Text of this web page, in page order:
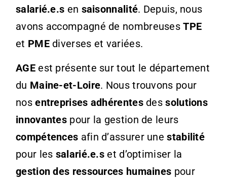
salarié.e.s en saisonnalité. Depuis, nous
avons accompagné de nombreusesTPE
et PMEdiverses et variées.
AGEest présente sur tout le département
du Maine-et-Loire. Nous trouvons pour
nosentreprises adhérentesdessolutions
innovantes pour la gestion de leurs
compétences afin d’assurer unestabilité
pour les salarié.e.s et d’optimiser la
gestion des ressources humaines pour